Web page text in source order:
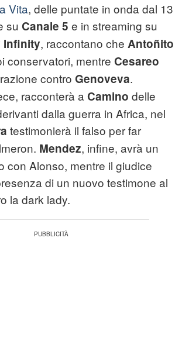
Vita, delle puntate in onda dal 13
su Canale 5 e in streaming su
Infinity, raccontano che Antoñito
conservatori, mentre Cesareo
contro Genoveva.
racconterà a Camino delle
dalla guerra in Africa, nel
testimonierà il falso per far
Mendez, infine, avrà un
con Alonso, mentre il giudice
di un nuovo testimone al
la dark lady.